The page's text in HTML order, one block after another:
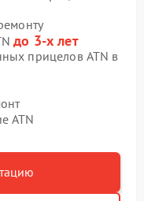
до 3-х лет
прицелов ATN в
ATN